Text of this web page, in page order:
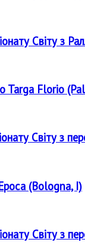
Світу з
Targa Florio
Світу з
(Bologna, I)
Світу з